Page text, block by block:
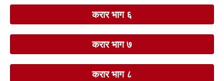
करार भाग ६
करार भाग ७
करार भाग ८